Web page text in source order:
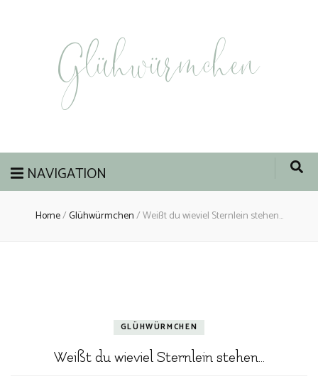
Glühwürmchen
NAVIGATION
Home/Glühwürmchen/Weißt du wieviel Sternlein stehen…
GLÜHWÜRMCHEN
Weißt du wieviel Sternlein stehen…